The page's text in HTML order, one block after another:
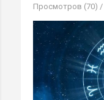
Просмотров (70) /